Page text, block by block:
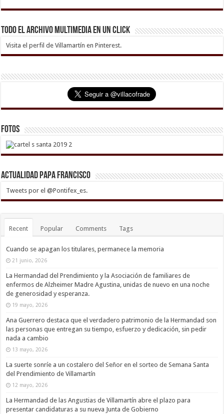
Todo el archivo multimedia en un click
Visita el perfil de Villamartín en Pinterest.
Fotos
Actualidad Papa Francisco
Tweets por el @Pontifex_es.
Recent Popular Comments Tags
Cuando se apagan los titulares, permanece la memoria
21 junio, 2026
La Hermandad del Prendimiento y la Asociación de familiares de
enfermos de Alzheimer Madre Agustina, unidas de nuevo en una noche
de generosidad y esperanza.
19 mayo, 2026
Ana Guerrero destaca que el verdadero patrimonio de la Hermandad son
las personas que entregan su tiempo, esfuerzo y dedicación, sin pedir
nada a cambio
13 mayo, 2026
La suerte sonríe a un costalero del Señor en el sorteo de Semana Santa
del Prendimiento de Villamartín
12 mayo, 2026
La Hermandad de las Angustias de Villamartín abre el plazo para
presentar candidaturas a su nueva Junta de Gobierno